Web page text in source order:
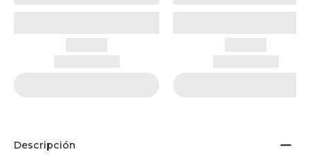
Descripción